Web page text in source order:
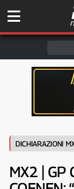
DICHIARAZIONI
MX2 | GP